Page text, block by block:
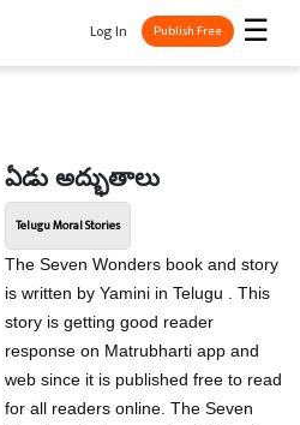
☰
Log In Publish Free
ఏడు అద్భుతాలు
Telugu Moral Stories
The Seven Wonders book and story
is written by Yamini in Telugu . This
story is getting good reader
response on Matrubharti app and
web since it is published free to read
for all readers online. The Seven